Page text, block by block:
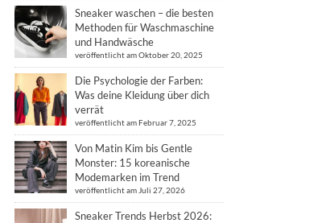
Sneaker waschen – die besten
Methoden für Waschmaschine
und Handwäsche
veröffentlicht am Oktober 20, 2025
Die Psychologie der Farben:
Was deine Kleidung über dich
verrät
veröffentlicht am Februar 7, 2025
Von Matin Kim bis Gentle
Monster: 15 koreanische
Modemarken im Trend
veröffentlicht am Juli 27, 2026
Sneaker Trends Herbst 2026: